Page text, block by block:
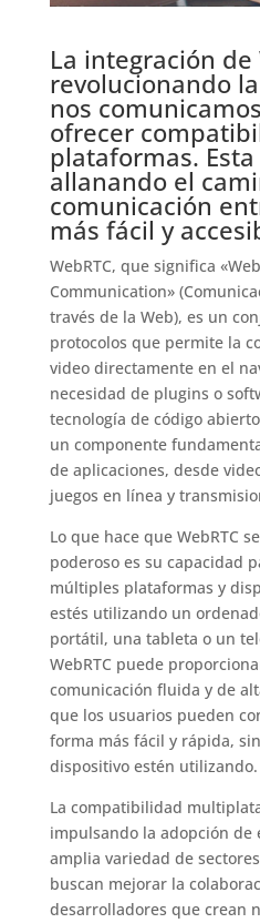
La integración de
revolucionando
nos
ofrecer
plataformas.
allanando el
comunicación
más fácil y
WebRTC, que significa
Communication»
través de la Web), es un
protocolos que permite la
video directamente en el
necesidad de plugins o
tecnología de código
un componente
de aplicaciones, desde
juegos en línea y
Lo que hace que WebRTC
poderoso es su capacidad
múltiples plataformas y
estés utilizando un
portátil, una tableta o un
WebRTC puede
comunicación fluida y de
que los usuarios pueden
forma más fácil y rápida,
dispositivo estén utilizando.
La compatibilidad
impulsando la adopción de
amplia variedad de
buscan mejorar la
desarrolladores que crean